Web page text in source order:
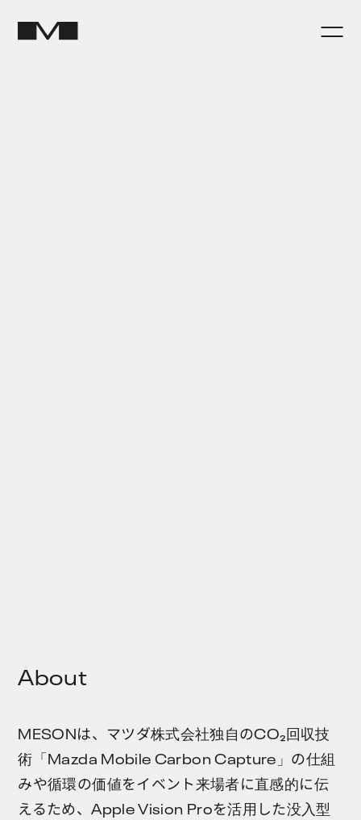
About
MESONは、マツダ株式会社独自のCO₂回収技
術「Mazda Mobile Carbon Capture」の仕組
みや循環の価値をイベント来場者に直感的に伝
えるため、Apple Vision Proを活用した没入型